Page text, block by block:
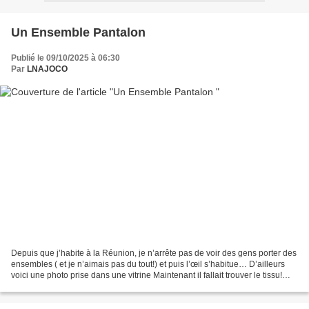
Un Ensemble Pantalon
Publié le 09/10/2025 à 06:30
Par LNAJOCO
Depuis que j’habite à la Réunion, je n’arrête pas de voir des gens porter des
ensembles ( et je n’aimais pas du tout!) et puis l’œil s’habitue… D’ailleurs
voici une photo prise dans une vitrine Maintenant il fallait trouver le tissu!